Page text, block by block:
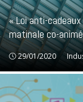
« Loi anti-
matinale co-
29/01/2020